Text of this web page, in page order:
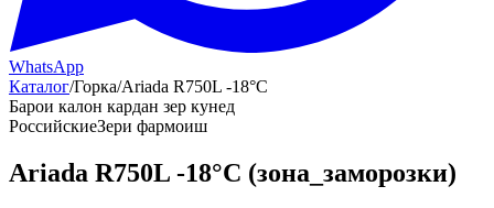
WhatsApp
Каталог/Горка/Ariada R750L -18°С
Барои калон кардан зер кунед
РоссийскиеЗери фармоиш
Ariada R750L -18°С (зона_заморозки)